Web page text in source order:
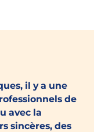
il y a une
de
avec la
sincères, des